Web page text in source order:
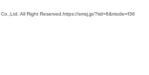
All Right Reserved.https://smsj.jp/?tid=6&mode=f36